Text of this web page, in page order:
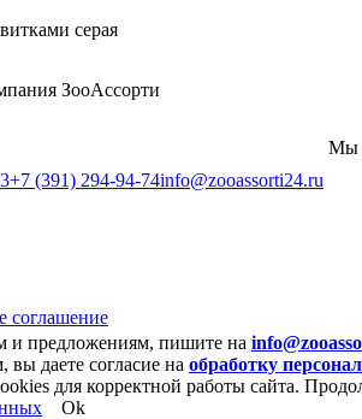
серая
ЗооАссорти
+7 (391) 294-94-74info@zooassorti24.ru
Мы
соглашение
и предложениям, пишите на
вы даете согласие на обработку
для корректной работы сайта.
Ok